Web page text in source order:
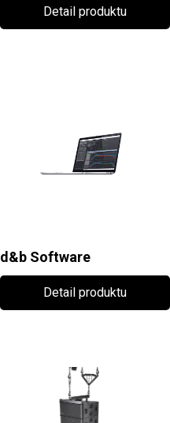
Detail produktu
d&b Software
Detail produktu